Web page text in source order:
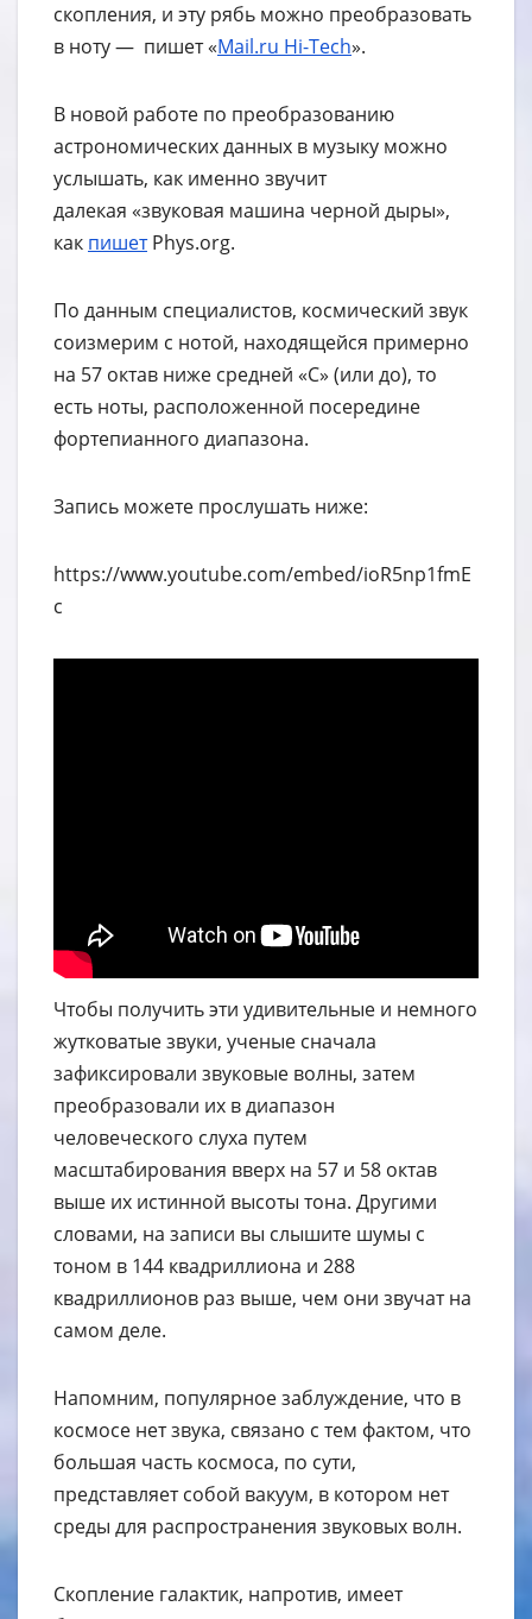
скопления, и эту рябь можно преобразовать
в ноту — пишет «Mail.ru Hi-Tech».
В новой работе по преобразованию
астрономических данных в музыку можно
услышать, как именно звучит
далекая «звуковая машина черной дыры»,
как пишетPhys.org.
По данным специалистов, космический звук
соизмерим с нотой, находящейся примерно
на 57 октав ниже средней «С» (или до), то
есть ноты, расположенной посередине
фортепианного диапазона.
Запись можете прослушать ниже:
https://www.youtube.com/embed/ioR5np1fmE
c
Чтобы получить эти удивительные и немного
жутковатые звуки, ученые сначала
зафиксировали звуковые волны, затем
преобразовали их в диапазон
человеческого слуха путем
масштабирования вверх на 57 и 58 октав
выше их истинной высоты тона. Другими
словами, на записи вы слышите шумы с
тоном в 144 квадриллиона и 288
квадриллионов раз выше, чем они звучат на
самом деле.
Напомним, популярное заблуждение, что в
космосе нет звука, связано с тем фактом, что
большая часть космоса, по сути,
представляет собой вакуум, в котором нет
среды для распространения звуковых волн.
Скопление галактик, напротив, имеет